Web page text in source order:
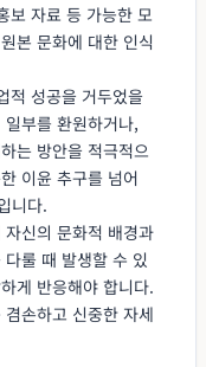
보 자료 등 가능한 모
본 문화에 대한 인식
적 성공을 거두었을
부를 환원하거나,
는 방안을 적극적으
이윤 추구를 넘어
니다.
자신의 문화적 배경과
룰 때 발생할 수 있
게 반응해야 합니다.
손하고 신중한 자세